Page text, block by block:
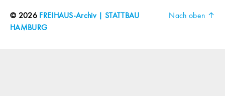
© 2026 FREIHAUS-Archiv | STATTBAU
HAMBURG
Nach oben ↑